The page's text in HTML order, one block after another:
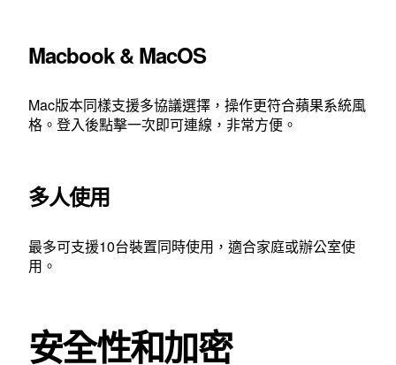
Macbook & MacOS
Mac版本同樣支援多協議選擇，操作更符合蘋果系統風
格。登入後點擊一次即可連線，非常方便。
多人使用
最多可支援10台裝置同時使用，適合家庭或辦公室使
用。
安全性和加密